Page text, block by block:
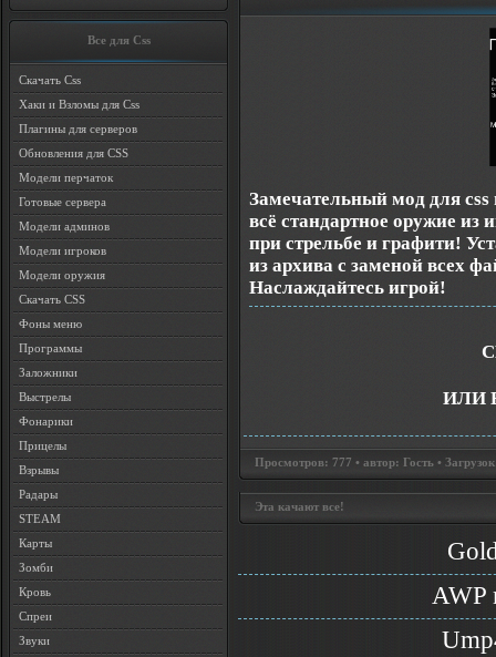
Все для Css
Скачать Css
Хаки и Взломы для Css
Плагины для серверов
Обновления для CSS
Модели перчаток
Готовые сервера
Модели админов
Модели игроков
Модели оружия
Скачать CSS
Фоны меню
Программы
Заложники
Выстрелы
Фонарики
Прицелы
Взрывы
Радары
STEAM
Карты
Зомби
Кровь
Спреи
Звуки
Замечательный мод для css
всё стандартное оружие из
при стрельбе и графити!
из архива с заменой всех
Наслаждайтесь игрой!
ИЛИ
Просмотров: 777 • автор: Гость •
Эта качают все!
AWP